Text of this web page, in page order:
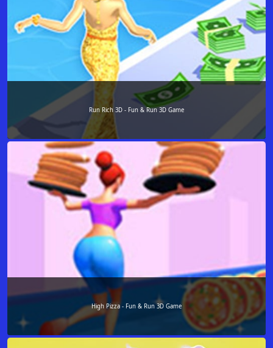
Run Rich 3D - Fun & Run 3D Game
High Pizza - Fun & Run 3D Game